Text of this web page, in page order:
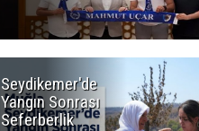
Seydikemer'de
Yangın Sonrası
Seferberlik